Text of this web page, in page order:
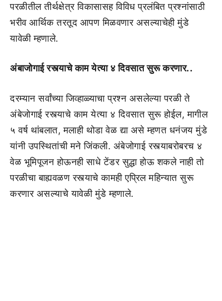
परळीतील तीर्थक्षेत्र विकासासह विविध प्रलंबित प्रश्नांसाठी
भरीव आर्थिक तरतूद आपण मिळवणार असल्याचेही मुंडे
यावेळी म्हणाले.
अंबाजोगाई रस्त्याचे काम येत्या ४ दिवसात सुरू करणार..
दरम्यान सर्वांच्या जिव्हाळ्याचा प्रश्न असलेल्या परळी ते
अंबेजोगाई रस्त्याचे काम येत्या ४ दिवसात सुरू होईल, मागील
५ वर्ष थांबलात, मलाही थोडा वेळ द्या असे म्हणत धनंजय मुंडे
यांनी उपस्थितांची मने जिंकली. अंबेजोगाई रस्त्याबरोबरच ४
वेळ भूमिपूजन होऊनही साधे टेंडर सुद्धा होऊ शकले नाही तो
परळीचा बाह्यवळण रस्त्याचे कामही एप्रिल महिन्यात सुरू
करणार असल्याचे यावेळी मुंडे म्हणाले.